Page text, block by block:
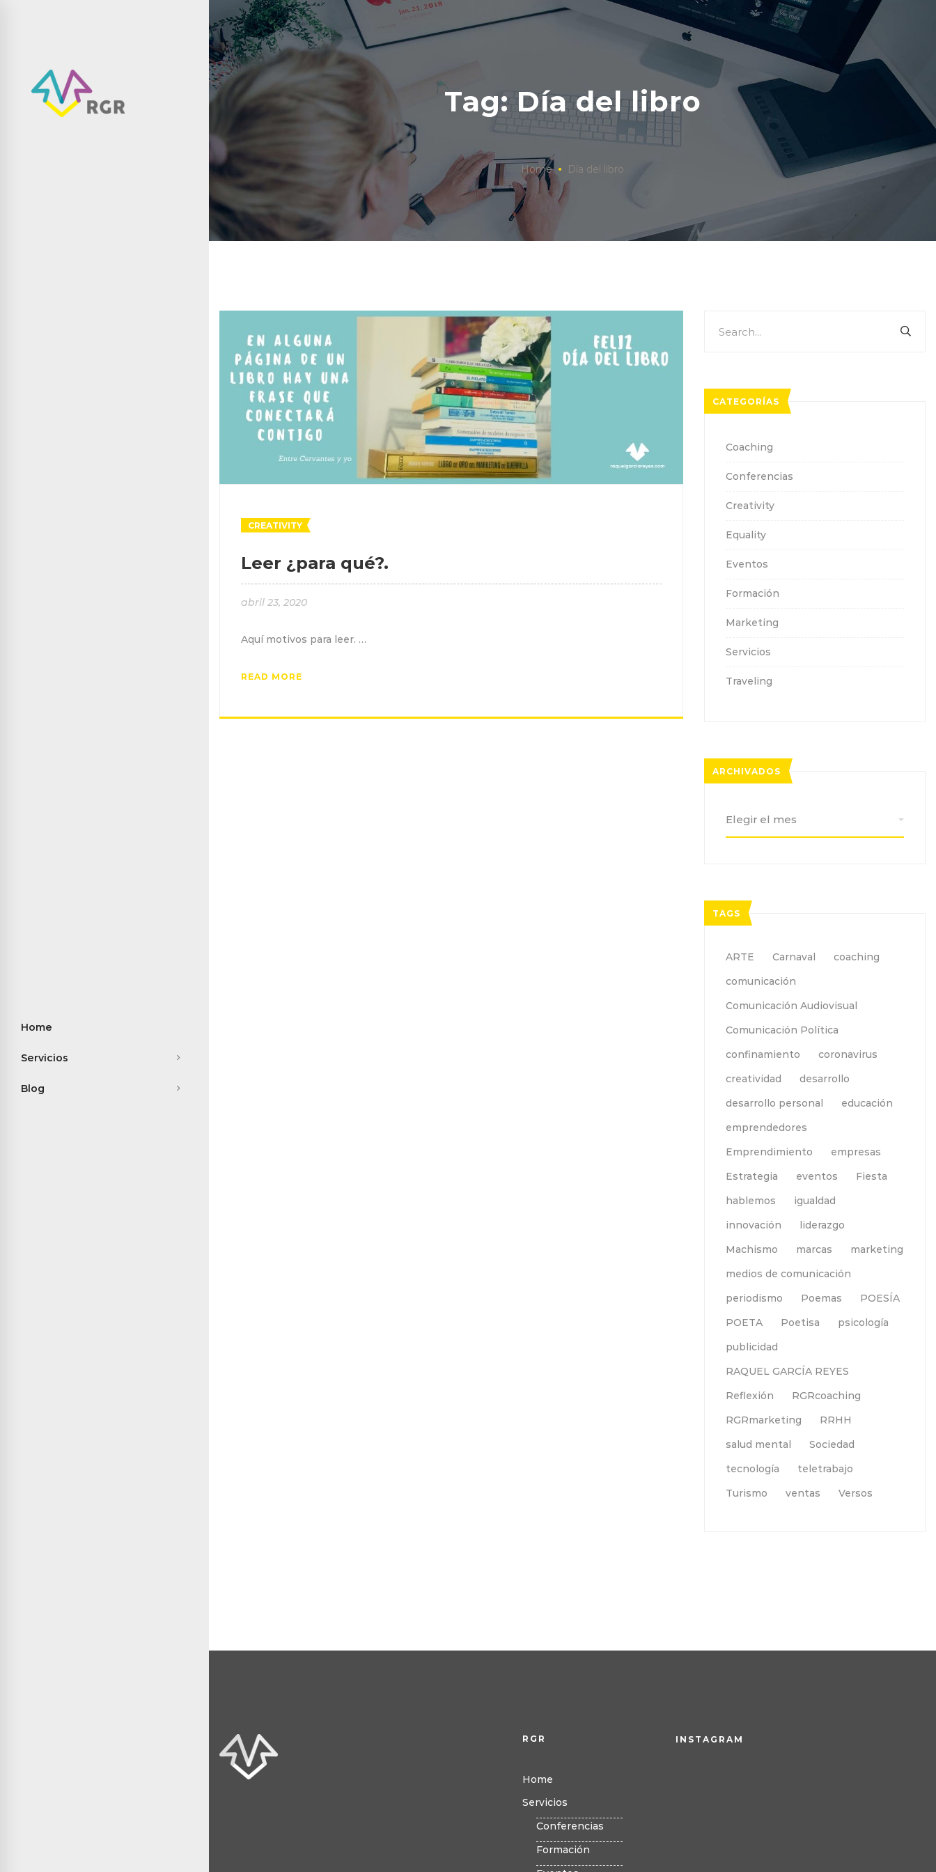
Home
Servicios
Blog
Tag: Día del libro
Home Día del libro
CREATIVITY
Leer ¿para qué?.
abril 23, 2020
Aquí motivos para leer. …
READ MORE
for:
CATEGORÍAS
Coaching
Conferencias
Creativity
Equality
Eventos
Formación
Marketing
Servicios
Traveling
ARCHIVADOS
TAGS
ARTE Carnaval
coaching
comunicación
Comunicación Audiovisual
Comunicación Política
confinamiento
coronavirus
creatividad
desarrollo
desarrollo personal
educación
emprendedores
Emprendimiento
empresas
Estrategia
eventos
Fiesta
hablemos
igualdad
innovación
liderazgo
Machismo
marcas
marketing
medios de comunicación
periodismo
Poemas
POESÍA
POETA
Poetisa
psicología
publicidad
RAQUEL GARCÍA REYES
Reflexión
RGRcoaching
RGRmarketing
RRHH
salud mental
Sociedad
tecnología
teletrabajo
Turismo
ventas Versos
RGR
Home
Servicios
Conferencias
Formación
INSTAGRAM